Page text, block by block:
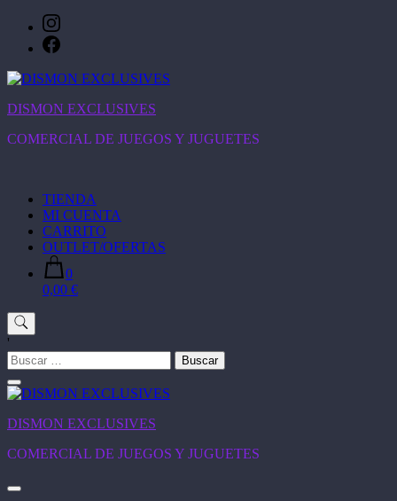
contenido
DISMON EXCLUSIVES
COMERCIAL DE JUEGOS Y JUGUETES
TIENDA
MI CUENTA
CARRITO
OUTLET/OFERTAS
0
0,00 €
'
Buscar:
DISMON EXCLUSIVES
COMERCIAL DE JUEGOS Y JUGUETES